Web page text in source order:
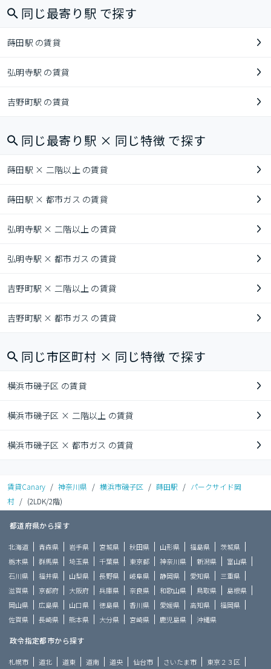
同じ最寄り駅 で探す
蒔田駅 の賃貸
弘明寺駅 の賃貸
吉野町駅 の賃貸
同じ最寄り駅 × 同じ特徴 で探す
蒔田駅 × 二階以上 の賃貸
蒔田駅 × 都市ガス の賃貸
弘明寺駅 × 二階以上 の賃貸
弘明寺駅 × 都市ガス の賃貸
吉野町駅 × 二階以上 の賃貸
吉野町駅 × 都市ガス の賃貸
同じ市区町村 × 同じ特徴 で探す
横浜市磯子区 の賃貸
横浜市磯子区 × 二階以上 の賃貸
横浜市磯子区 × 都市ガス の賃貸
賃貸Canary / 神奈川県 / 横浜市磯子区 / 蒔田駅 / パークサイド岡
村 / (2LDK/2階)
都道府県から探す
北海道 青森県 岩手県 宮城県 秋田県 山形県 福島県
茨城県
栃木県
群馬県 埼玉県 千葉県 東京都 神奈川県 新潟県
富山県
石川県
福井県 山梨県 長野県 岐阜県 静岡県 愛知県
三重県
滋賀県
京都府 大阪府 兵庫県 奈良県 和歌山県 鳥取県
島根県
岡山県
広島県 山口県 徳島県 香川県 愛媛県 高知県
福岡県
佐賀県
長崎県 熊本県 大分県 宮崎県 鹿児島県 沖縄県
政令指定都市から探す
札幌市 道北 道東 道南 道央 仙台市 さいたま市 東京２３区